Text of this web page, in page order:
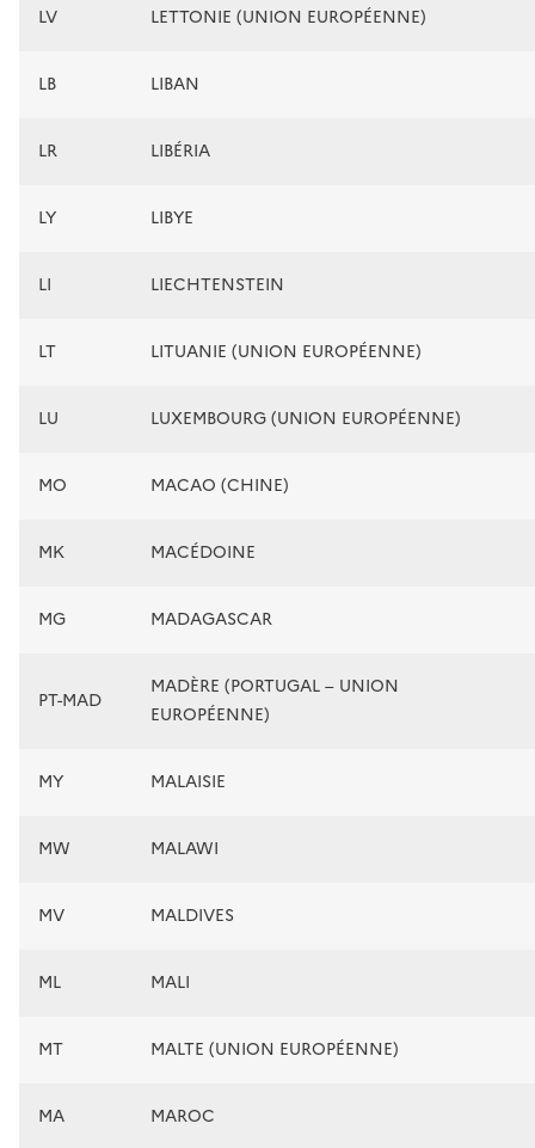
LV LETTONIE (UNION EUROPÉENNE)
LB LIBAN
LR LIBÉRIA
LY LIBYE
LI LIECHTENSTEIN
LT LITUANIE (UNION EUROPÉENNE)
LU LUXEMBOURG (UNION EUROPÉENNE)
MO MACAO (CHINE)
MK MACÉDOINE
MG MADAGASCAR
PT-MAD
MADÈRE (PORTUGAL – UNION
EUROPÉENNE)
MY MALAISIE
MW MALAWI
MV MALDIVES
ML MALI
MT MALTE (UNION EUROPÉENNE)
MA MAROC